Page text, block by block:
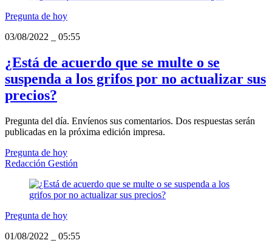
Pregunta de hoy
03/08/2022
05:55
¿Está de acuerdo que se multe o se
suspenda a los grifos por no actualizar sus
precios?
Pregunta del día. Envíenos sus comentarios. Dos respuestas serán
publicadas en la próxima edición impresa.
Pregunta de hoy
Redacción Gestión
Pregunta de hoy
01/08/2022
05:55